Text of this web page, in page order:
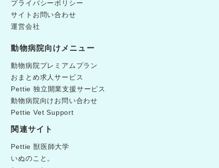
プライバシーポリシー
サイトお問い合わせ
運営会社
動物病院向けメニュー
動物病院プレミアムプラン
おまとめ求人サービス
Pettie 独立開業支援サービス
動物病院向けお問い合わせ
Pettie Vet Support
関連サイト
Pettie 獣医師大学
いぬのこと。